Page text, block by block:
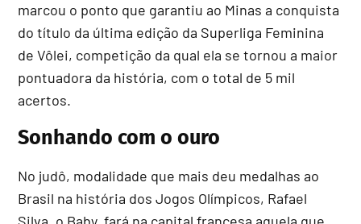
marcou o ponto que garantiu ao Minas a conquista
do título da última edição da Superliga Feminina
de Vôlei, competição da qual ela se tornou a maior
pontuadora da história, com o total de 5 mil
acertos.
Sonhando com o ouro
No judô, modalidade que mais deu medalhas ao
Brasil na história dos Jogos Olímpicos, Rafael